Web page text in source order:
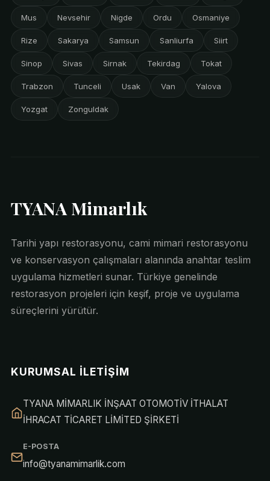
Mus Nevsehir Nigde Ordu Osmaniye
Rize Sakarya Samsun Sanliurfa Siirt
Sinop Sivas Sirnak Tekirdag Tokat
Trabzon Tunceli Usak Van Yalova
Yozgat Zonguldak
TYANA Mimarlık
Tarihi yapı restorasyonu, cami mimari restorasyonu
ve konservasyon çalışmaları alanında anahtar teslim
uygulama hizmetleri sunar. Türkiye genelinde
restorasyon projeleri için keşif, proje ve uygulama
süreçlerini yürütür.
KURUMSAL İLETIŞIM
TYANA MİMARLIK İNŞAAT OTOMOTİV İTHALAT
İHRACAT TİCARET LİMİTED ŞİRKETİ
E-POSTA
info@tyanamimarlik.com